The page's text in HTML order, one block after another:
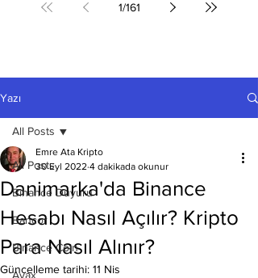
1/161
Yazı
All Posts
Binance Duyuru
Bancor
Binance Coin
Avax
All Posts
Danimarka'da Binance
Hesabı Nasıl Açılır? Kripto
Para Nasıl Alınır?
Emre Ata Kripto
30 Eyl 2022 4 dakikada okunur
Güncelleme tarihi: 11 Nis